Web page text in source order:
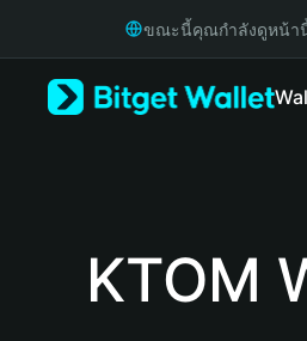
Русский
ขณะนี้คุณกำลังดูหน้า
KTOM